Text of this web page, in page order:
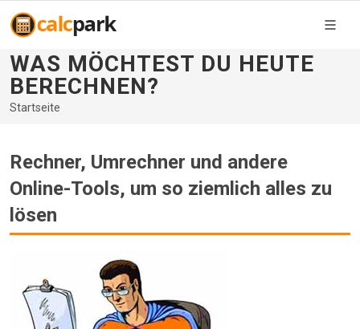
WAS MÖCHTEST DU HEUTE
BERECHNEN?
Startseite
Rechner, Umrechner und andere
Online-Tools, um so ziemlich alles zu
lösen